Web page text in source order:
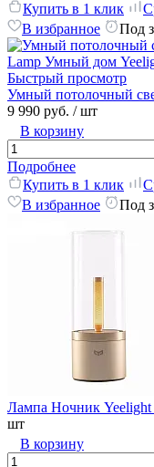
Купить в 1 клик
В избранное
Под
Быстрый просмотр
Умный потолочный
9 990 руб. / шт
В корзину
Подробнее
Купить в 1 клик
В избранное
Под
Лампа Ночник Yeelight
шт
В корзину